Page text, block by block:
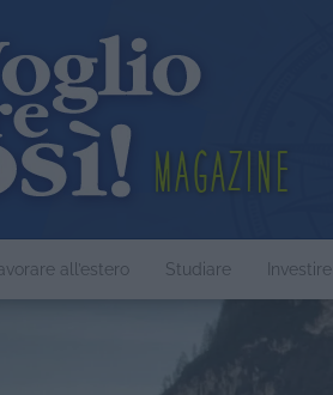
Magazine
all’estero Studiare Investire